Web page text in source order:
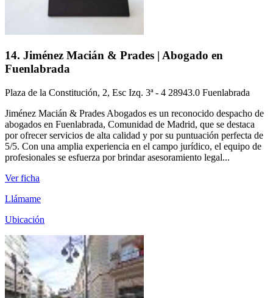
14. Jiménez Macián & Prades | Abogado en
Fuenlabrada
Plaza de la Constitución, 2, Esc Izq. 3ª - 4 28943.0 Fuenlabrada
Jiménez Macián & Prades Abogados es un reconocido despacho de
abogados en Fuenlabrada, Comunidad de Madrid, que se destaca
por ofrecer servicios de alta calidad y por su puntuación perfecta de
5/5. Con una amplia experiencia en el campo jurídico, el equipo de
profesionales se esfuerza por brindar asesoramiento legal...
Ver ficha
Llámame
Ubicación